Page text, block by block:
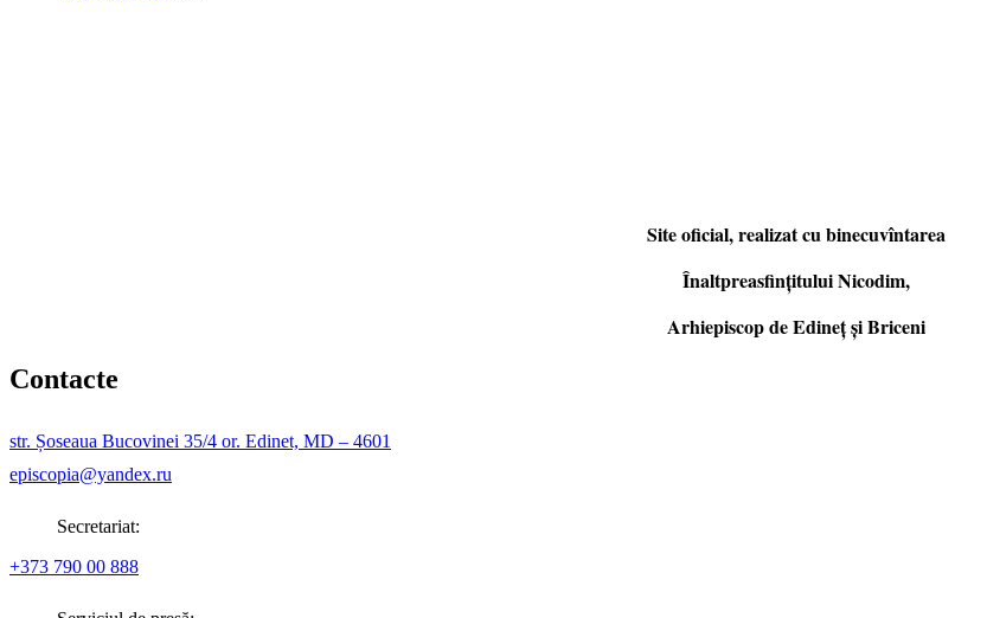
Site oficial, realizat cu binecuvîntarea
Înaltpreasfințitului Nicodim,
Arhiepiscop de Edineţ şi Briceni
Contacte
str. Șoseaua Bucovinei 35/4 or. Edinet, MD – 4601
episcopia@yandex.ru
Secretariat:
+373 790 00 888